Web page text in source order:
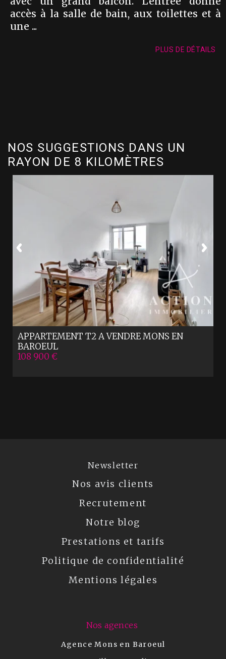
accès à la salle de bain, aux toilettes et à
une ...
PLUS DE DÉTAILS
NOS SUGGESTIONS DANS UN
RAYON DE 8 KILOMÈTRES
APPARTEMENT T2 A VENDREMONS EN
BAROEUL
108 900 €
Newsletter
Nos avis clients
Recrutement
Notre blog
Prestations et tarifs
Politique de confidentialité
Mentions légales
Nos agences
Agence Mons en Baroeul